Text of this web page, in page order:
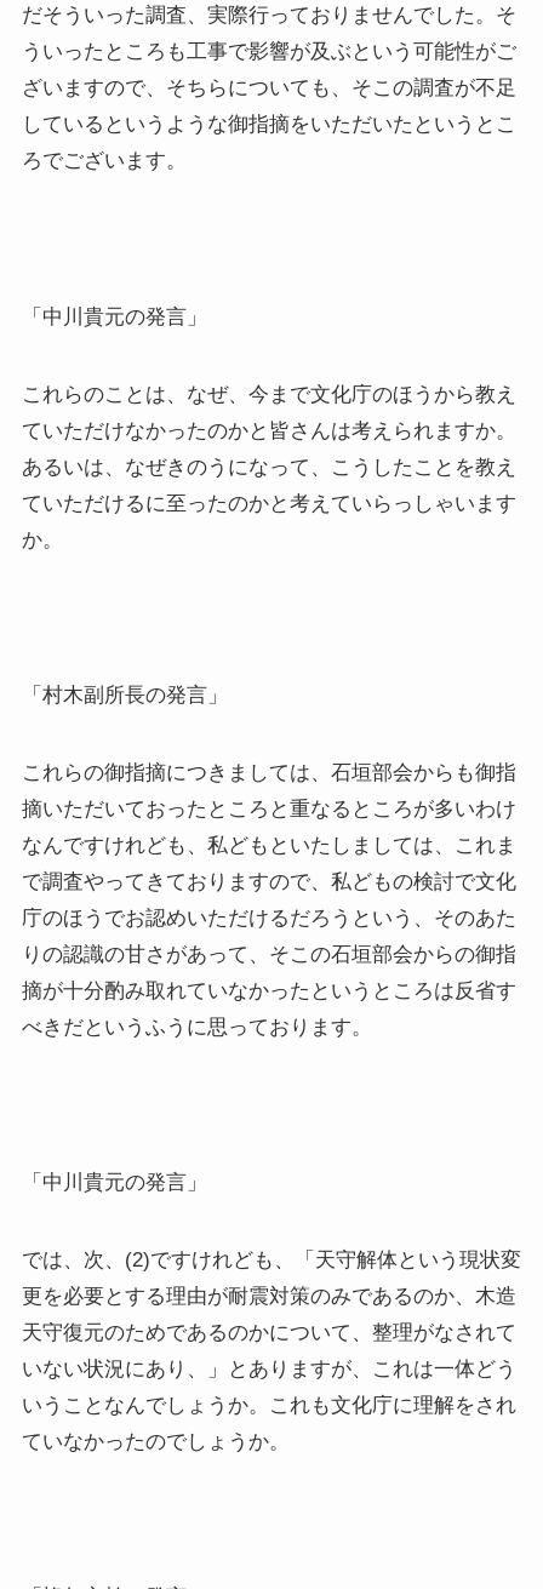
だそういった調査、実際行っておりませんでした。そ
ういったところも工事で影響が及ぶという可能性がご
ざいますので、そちらについても、そこの調査が不足
しているというような御指摘をいただいたというとこ
ろでございます。
「中川貴元の発言」
これらのことは、なぜ、今まで文化庁のほうから教え
ていただけなかったのかと皆さんは考えられますか。
あるいは、なぜきのうになって、こうしたことを教え
ていただけるに至ったのかと考えていらっしゃいます
か。
「村木副所長の発言」
これらの御指摘につきましては、石垣部会からも御指
摘いただいておったところと重なるところが多いわけ
なんですけれども、私どもといたしましては、これま
で調査やってきておりますので、私どもの検討で文化
庁のほうでお認めいただけるだろうという、そのあた
りの認識の甘さがあって、そこの石垣部会からの御指
摘が十分酌み取れていなかったというところは反省す
べきだというふうに思っております。
「中川貴元の発言」
では、次、(2)ですけれども、「天守解体という現状変
更を必要とする理由が耐震対策のみであるのか、木造
天守復元のためであるのかについて、整理がなされて
いない状況にあり、」とありますが、これは一体どう
いうことなんでしょうか。これも文化庁に理解をされ
ていなかったのでしょうか。